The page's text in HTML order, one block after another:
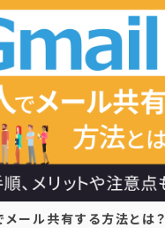
ール共有する方法とは？